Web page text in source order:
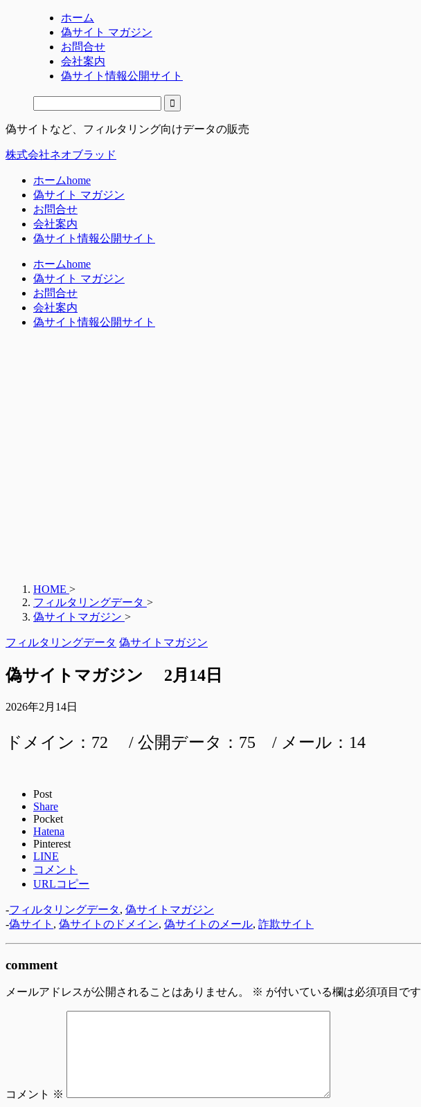
ホーム
偽サイト マガジン
お問合せ
会社案内
偽サイト情報公開サイト
偽サイトなど、フィルタリング向けデータの販売
株式会社ネオブラッド
ホームhome
偽サイト マガジン
お問合せ
会社案内
偽サイト情報公開サイト
ホームhome
偽サイト マガジン
お問合せ
会社案内
偽サイト情報公開サイト
HOME >
フィルタリングデータ >
偽サイトマガジン >
フィルタリングデータ 偽サイトマガジン
偽サイトマガジン 2月14日
2026年2月14日
ドメイン：72 / 公開データ：75 / メール：14
Post
Share
Pocket
Hatena
Pinterest
LINE
コメント
URLコピー
-フィルタリングデータ, 偽サイトマガジン
-偽サイト , 偽サイトのドメイン, 偽サイトのメール, 詐欺サイト
comment
メールアドレスが公開されることはありません。 ※ が付いている欄は必須項目です
コメント ※